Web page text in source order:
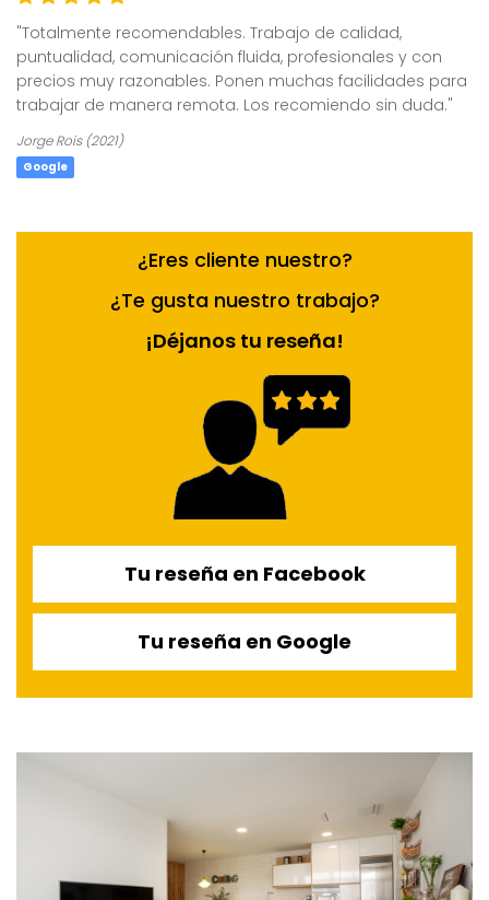
"Totalmente recomendables. Trabajo de calidad,
puntualidad, comunicación fluida, profesionales y con
precios muy razonables. Ponen muchas facilidades para
trabajar de manera remota. Los recomiendo sin duda."
Jorge Rois (2021)
Google
¿Eres cliente nuestro?
¿Te gusta nuestro trabajo?
¡Déjanos tu reseña!
Tu reseña en Facebook
Tu reseña en Google